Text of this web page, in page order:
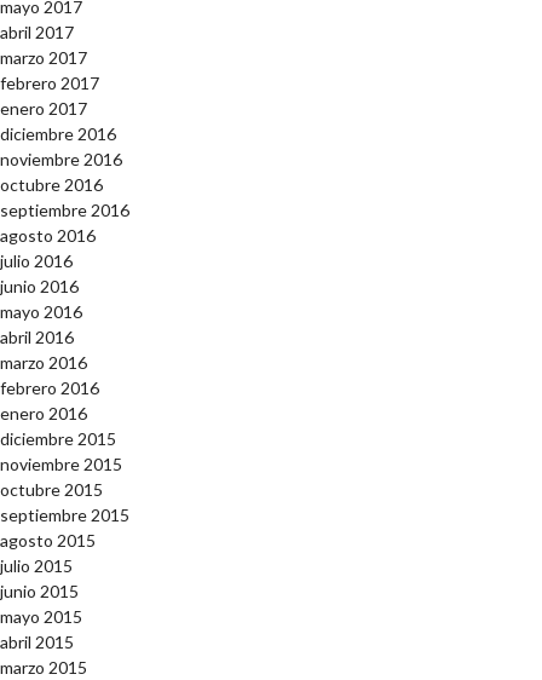
mayo 2017
abril 2017
marzo 2017
febrero 2017
enero 2017
diciembre 2016
noviembre 2016
octubre 2016
septiembre 2016
agosto 2016
julio 2016
junio 2016
mayo 2016
abril 2016
marzo 2016
febrero 2016
enero 2016
diciembre 2015
noviembre 2015
octubre 2015
septiembre 2015
agosto 2015
julio 2015
junio 2015
mayo 2015
abril 2015
marzo 2015